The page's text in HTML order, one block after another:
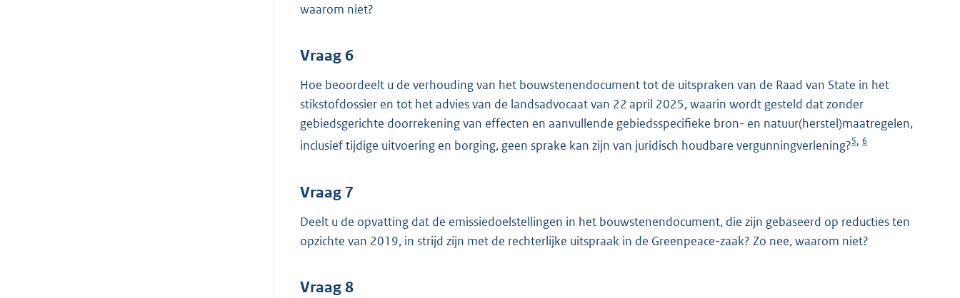
waarom niet?
Vraag 6
Hoe beoordeelt u de verhouding van het bouwstenendocument tot de uitspraken van de Raad van State in het
stikstofdossier en tot het advies van de landsadvocaat van 22 april 2025, waarin wordt gesteld dat zonder
gebiedsgerichte doorrekening van effecten en aanvullende gebiedsspecifieke bron- en natuur(herstel)maatregelen,
inclusief tijdige uitvoering en borging, geen sprake kan zijn van juridisch houdbare vergunningverlening?5, 6
Vraag 7
Deelt u de opvatting dat de emissiedoelstellingen in het bouwstenendocument, die zijn gebaseerd op reducties ten
opzichte van 2019, in strijd zijn met de rechterlijke uitspraak in de Greenpeace-zaak? Zo nee, waarom niet?
Vraag 8